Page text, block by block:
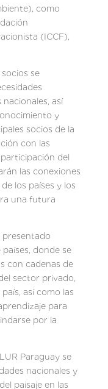
como
(ICCF),
se
así
y
socios de la
con las
del
las conexiones
los países y los
una futura
presentado
donde se
con cadenas de
sector privado,
así como las
para
por la
Paraguay se
nacionales y
paisaje en las